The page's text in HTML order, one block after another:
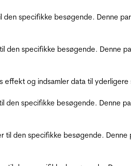
specifikke besøgende. Denne
specifikke besøgende. Denne
og indsamler data til
specifikke besøgende. Denne
den specifikke besøgende.